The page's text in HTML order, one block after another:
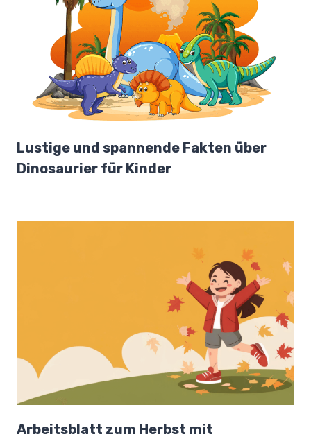
Lustige und spannende Fakten über
Dinosaurier für Kinder
Arbeitsblatt zum Herbst mit